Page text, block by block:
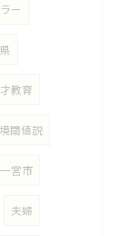
ー
教育
閾値説
一宮市
夫婦